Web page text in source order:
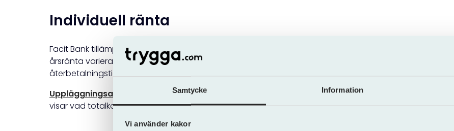
Samtycke Information
Vi använder kakor
Individuell ränta
Facit Bank tillämpar individuell räntesättning baserad på olika faktorer, såsom din
årsränta varierar mellan 7,90 % och 15,90 %, och den exakta räntesatsen påverkas av lånebeloppet och
återbetalningstiden.
Uppläggningsavgift
och faktureringsavgift tillsammans med årsräntan ger den effektiva räntan. Den
visar vad totalkostnaden för lånet blir.